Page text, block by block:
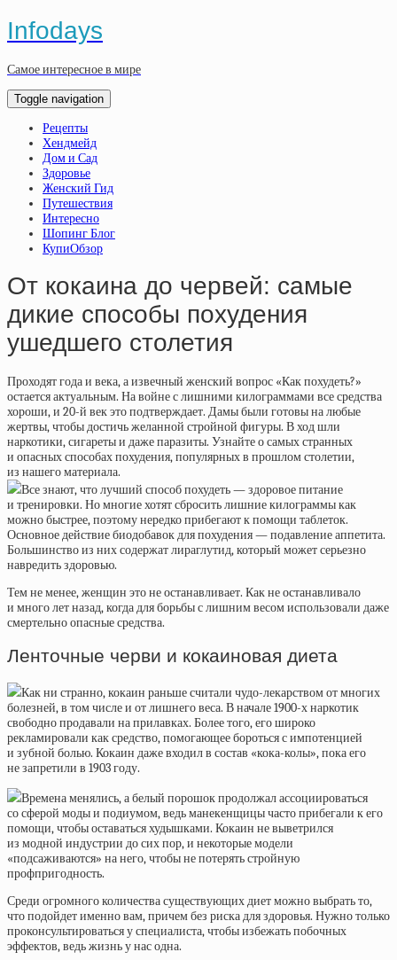
Infodays
Самое интересное в мире
Toggle navigation
Рецепты
Хендмейд
Дом и Сад
Здоровье
Женский Гид
Путешествия
Интересно
Шопинг Блог
КупиОбзор
От кокаина до червей: самые
дикие способы похудения
ушедшего столетия
Проходят года и века, а извечный женский вопрос «Как похудеть?»
остается актуальным. На войне с лишними килограммами все средства
хороши, и 20-й век это подтверждает. Дамы были готовы на любые
жертвы, чтобы достичь желанной стройной фигуры. В ход шли
наркотики, сигареты и даже паразиты. Узнайте о самых странных
и опасных способах похудения, популярных в прошлом столетии,
из нашего материала.
Все знают, что лучший способ похудеть — здоровое питание
и тренировки. Но многие хотят сбросить лишние килограммы как
можно быстрее, поэтому нередко прибегают к помощи таблеток.
Основное действие биодобавок для похудения — подавление аппетита.
Большинство из них содержат лираглутид, который может серьезно
навредить здоровью.
Тем не менее, женщин это не останавливает. Как не останавливало
и много лет назад, когда для борьбы с лишним весом использовали даже
смертельно опасные средства.
Ленточные черви и кокаиновая диета
Как ни странно, кокаин раньше считали чудо-лекарством от многих
болезней, в том числе и от лишнего веса. В начале 1900-х наркотик
свободно продавали на прилавках. Более того, его широко
рекламировали как средство, помогающее бороться с импотенцией
и зубной болью. Кокаин даже входил в состав «кока-колы», пока его
не запретили в 1903 году.
Времена менялись, а белый порошок продолжал ассоциироваться
со сферой моды и подиумом, ведь манекенщицы часто прибегали к его
помощи, чтобы оставаться худышками. Кокаин не выветрился
из модной индустрии до сих пор, и некоторые модели
«подсаживаются» на него, чтобы не потерять стройную
профпригодность.
Среди огромного количества существующих диет можно выбрать то,
что подойдет именно вам, причем без риска для здоровья. Нужно только
проконсультироваться у специалиста, чтобы избежать побочных
эффектов, ведь жизнь у нас одна.